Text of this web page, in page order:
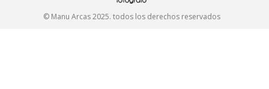
Facebook
© Manu Arcas 2025. todos los derechos reservados